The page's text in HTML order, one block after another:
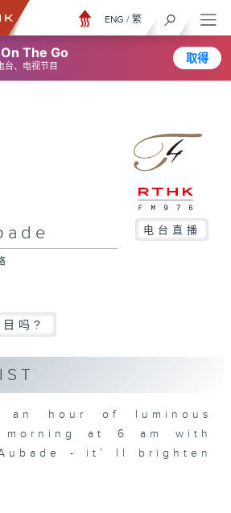
The Go
台、电视节目
取得
ENG / 繁
电台直播
吗?
hour of luminous
morning at 6 am with
- it’ ll brighten